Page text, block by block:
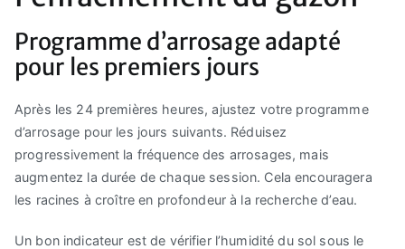
Programme d’arrosage adapté
pour les premiers jours
Après les 24 premières heures, ajustez votre programme
d’arrosage pour les jours suivants. Réduisez
progressivement la fréquence des arrosages, mais
augmentez la durée de chaque session. Cela encouragera
les racines à croître en profondeur à la recherche d’eau.
Un bon indicateur est de vérifier l’humidité du sol sous le